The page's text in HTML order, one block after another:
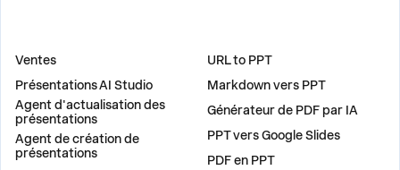
Ventes
Présentations AI Studio
Agent d'actualisation des
présentations
Agent de création de
présentations
URL to PPT
Markdown vers PPT
Générateur de PDF par IA
PPT vers Google Slides
PDF en PPT